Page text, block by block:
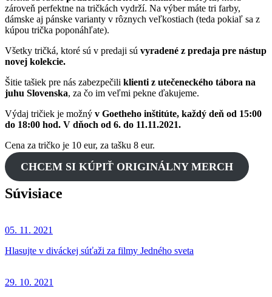
zároveň perfektne na tričkách vydrží. Na výber máte tri farby,
dámske aj pánske varianty v rôznych veľkostiach (teda pokiaľ sa z
kúpou trička poponáhľate).
Všetky tričká, ktoré sú v predaji sú vyradené z predaja pre nástup
novej kolekcie.
Šitie tašiek pre nás zabezpečili klienti z utečeneckého tábora na
juhu Slovenska, za čo im veľmi pekne ďakujeme.
Výdaj tričiek je možný v Goetheho inštitúte, každý deň od 15:00
do 18:00 hod. V dňoch od 6. do 11.11.2021.
Cena za tričko je 10 eur, za tašku 8 eur.
CHCEM SI KÚPIŤ ORIGINÁLNY MERCH
Súvisiace
05. 11. 2021
Hlasujte v diváckej súťaži za filmy Jedného sveta
29. 10. 2021